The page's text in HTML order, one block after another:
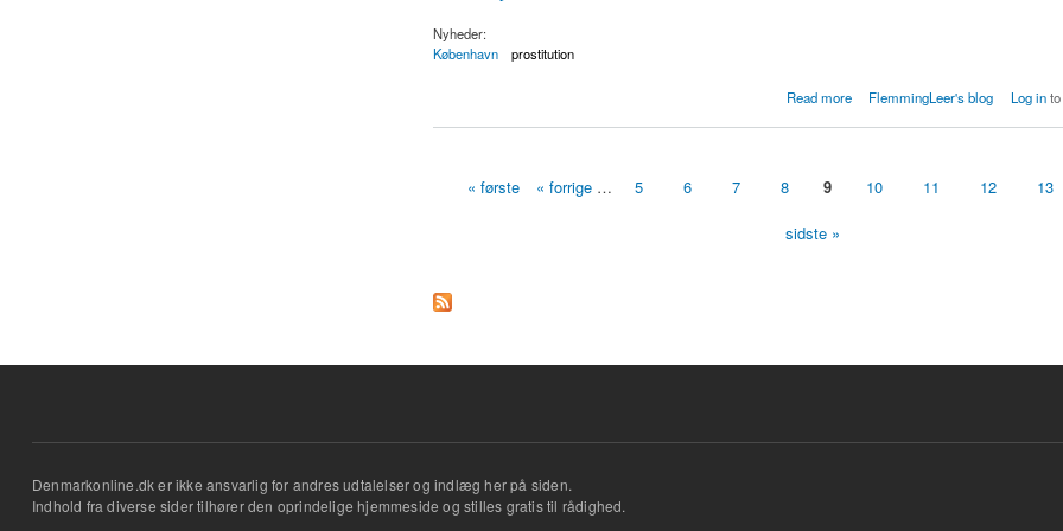
Nyheder:
København
prostitution
Read more FlemmingLeer's blog Log into
« første « forrige … 5 6 7 8 9 10 11 12 13
sidste »
Denmarkonline.dk er ikke ansvarlig for andres udtalelser og indlæg her på siden.
Indhold fra diverse sider tilhører den oprindelige hjemmeside og stilles gratis til rådighed.